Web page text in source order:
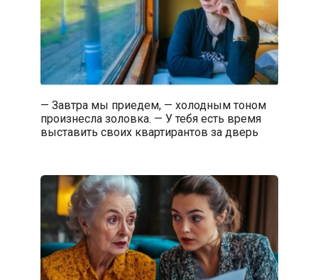
— Завтра мы приедем, — холодным тоном
произнесла золовка. — У тебя есть время
выставить своих квартирантов за дверь